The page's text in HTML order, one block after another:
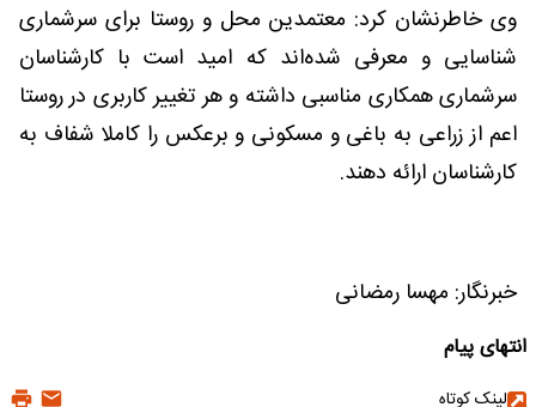
وی خاطرنشان کرد: معتمدین محل و روستا برای سرشماری
شناسایی و معرفی شده‌اند که امید است با کارشناسان
سرشماری همکاری مناسبی داشته و هر تغییر کاربری در روستا
اعم از زراعی به باغی و مسکونی و برعکس را کاملا شفاف به
کارشناسان ارائه دهند.
خبرنگار: مهسا رمضانی
انتهای پیام
لینک کوتاه